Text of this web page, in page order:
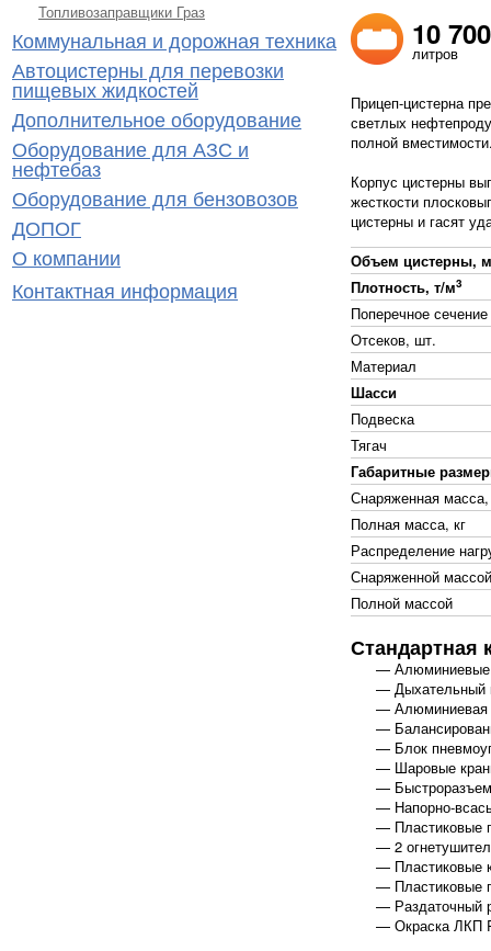
10 700
литров
Прицеп-цистерна
светлых
полной
Корпус цистерны
жесткости
цистерны и гасят
Объем цистерны, м
Плотность, т/м3
Поперечное сечение
Отсеков, шт.
Материал
Шасси
Подвеска
Тягач
Габаритные
Снаряженная масса,
Полная масса, кг
Распределение
Снаряженной массой
Полной массой
Стандартная
Алюминиевые
Дыхательный
Алюминиевая
Блок
Шаровые
Напорно-
Пластиковые
2
Пластиковые
Пластиковые
Раздаточный
Окраска ЛКП
Топливозаправщики Граз
Коммунальная и дорожная техника
Автоцистерны для перевозки
пищевых жидкостей
Дополнительное оборудование
Оборудование для АЗС и
нефтебаз
Оборудование для бензовозов
ДОПОГ
О компании
Контактная информация